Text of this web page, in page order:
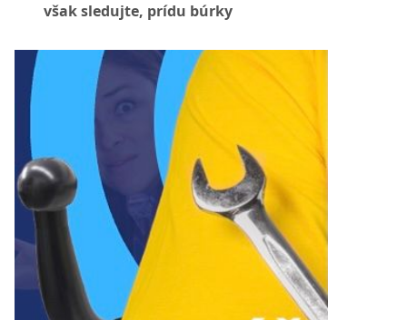
však sledujte, prídu búrky